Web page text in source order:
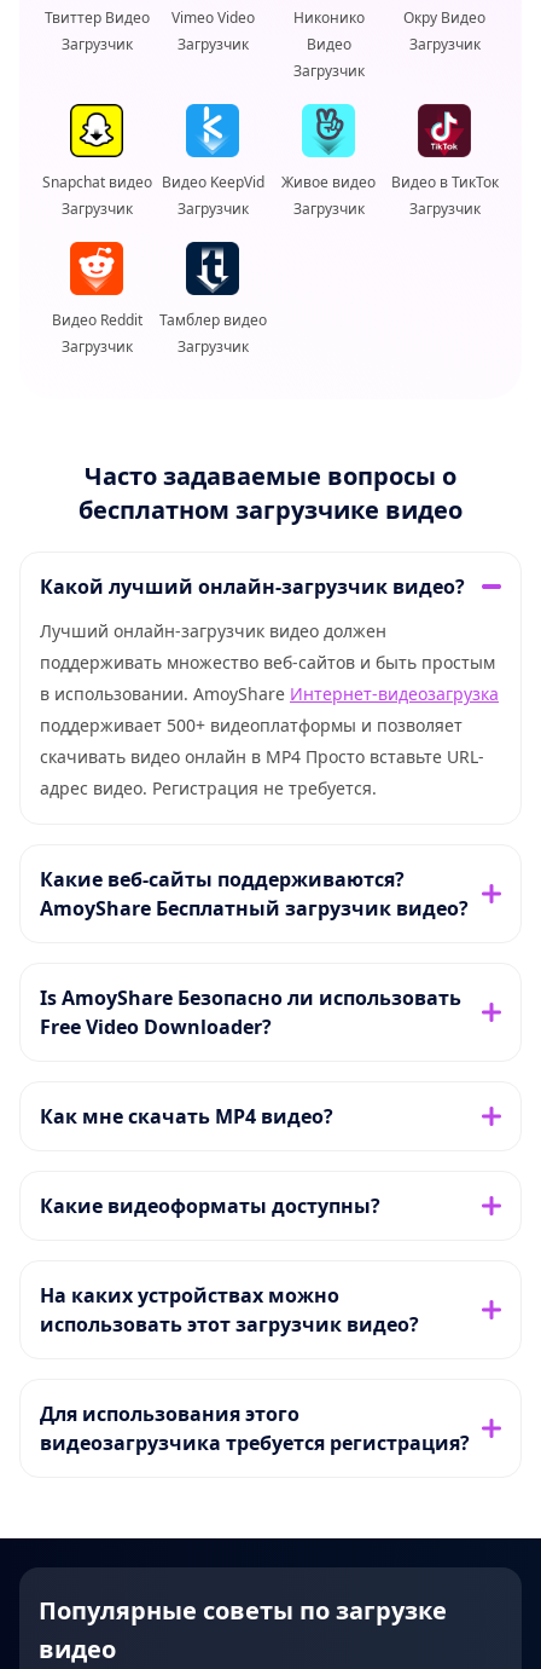
Твиттер Видео
Загрузчик
Vimeo Video
Загрузчик
Никонико
Видео
Загрузчик
Окру Видео
Загрузчик
Snapchat видео
Загрузчик
Видео KeepVid
Загрузчик
Живое видео
Загрузчик
Видео в ТикТок
Загрузчик
Видео Reddit
Загрузчик
Тамблер видео
Загрузчик
Часто задаваемые вопросы о
бесплатном загрузчике видео
Какой лучший онлайн-загрузчик видео?
Лучший онлайн-загрузчик видео должен
поддерживать множество веб-сайтов и быть простым
в использовании. AmoyShare Интернет-видеозагрузка
поддерживает 500+ видеоплатформы и позволяет
скачивать видео онлайн в MP4 Просто вставьте URL-
адрес видео. Регистрация не требуется.
Какие веб-сайты поддерживаются?
AmoyShare Бесплатный загрузчик видео?
Is AmoyShare Безопасно ли использовать
Free Video Downloader?
Как мне скачать MP4 видео?
Какие видеоформаты доступны?
На каких устройствах можно
использовать этот загрузчик видео?
Для использования этого
видеозагрузчика требуется регистрация?
Популярные советы по загрузке
видео